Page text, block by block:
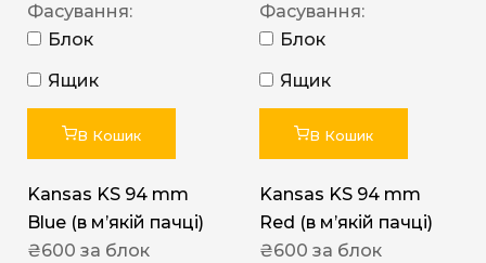
Фасування:
Блок
Ящик
В Кошик
Kansas KS 94 mm
Blue (в мʼякій пачці)
₴600 за блок
Фасування:
Блок
Ящик
В Кошик
Kansas KS 94 mm
Red (в мʼякій пачці)
₴600 за блок